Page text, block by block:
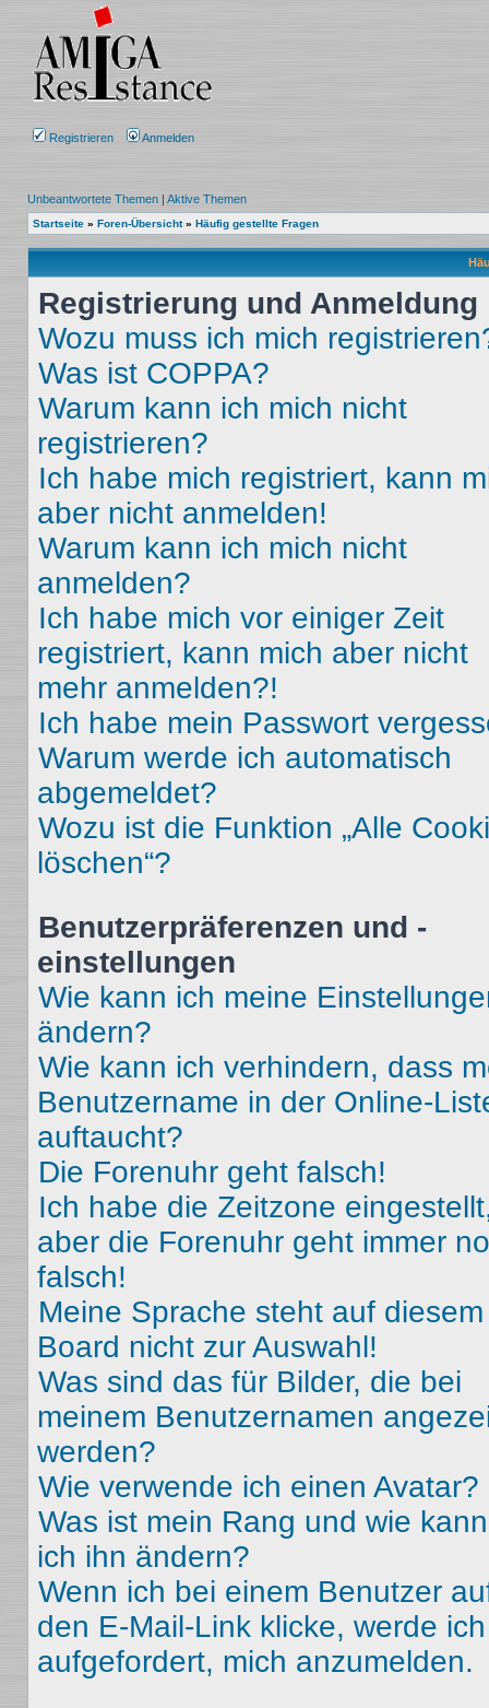
Registrieren Anmelden
Unbeantwortete Themen | Aktive Themen
Startseite » Foren-Übersicht» Häufig gestellte Fragen
Registrierung und Anmeldung
Wozu muss ich mich
Was ist COPPA?
Warum kann ich mich nicht
registrieren?
Ich habe mich registriert, kann
aber nicht anmelden!
Warum kann ich mich nicht
anmelden?
Ich habe mich vor einiger Zeit
registriert, kann mich aber nicht
mehr anmelden?!
Ich habe mein Passwort
Warum werde ich automatisch
abgemeldet?
Wozu ist die Funktion „Alle
löschen“?
Benutzerpräferenzen und -
einstellungen
Wie kann ich meine
ändern?
Wie kann ich verhindern, dass
Benutzername in der Online-
auftaucht?
Die Forenuhr geht falsch!
Ich habe die Zeitzone
aber die Forenuhr geht immer
falsch!
Meine Sprache steht auf diesem
Board nicht zur Auswahl!
Was sind das für Bilder, die bei
meinem Benutzernamen
werden?
Wie verwende ich einen Avatar?
Was ist mein Rang und wie kann
ich ihn ändern?
Wenn ich bei einem Benutzer
den E-Mail-Link klicke, werde ich
aufgefordert, mich anzumelden.